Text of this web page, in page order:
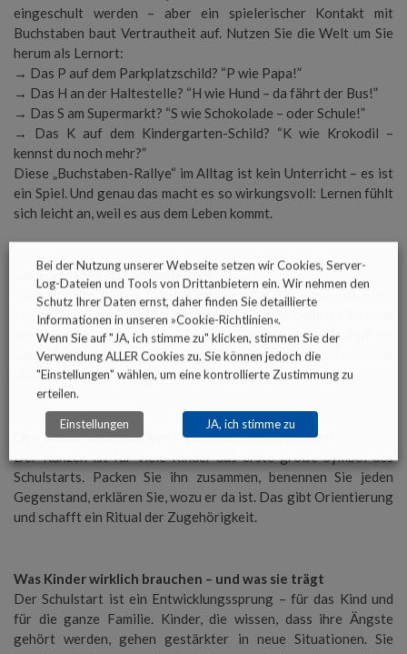
eingeschult werden – aber ein spielerischer Kontakt mit
Buchstaben baut Vertrautheit auf. Nutzen Sie die Welt um Sie
herum als Lernort:
→ Das P auf dem Parkplatzschild? “P wie Papa!”
→ Das H an der Haltestelle? “H wie Hund – da fährt der Bus!”
→ Das S am Supermarkt? “S wie Schokolade – oder Schule!”
→ Das K auf dem Kindergarten-Schild? “K wie Krokodil –
kennst du noch mehr?”
Diese „Buchstaben-Rallye“ im Alltag ist kein Unterricht – es ist
ein Spiel. Und genau das macht es so wirkungsvoll: Lernen fühlt
sich leicht an, weil es aus dem Leben kommt.
Die Schule vorab kennenlernen
Viele Schulen bieten Schnuppertage oder Kennenlernstunden
an – nutzen Sie diese. Fahren Sie auch außerhalb dieser Termine
am Schulgebaeude vorbei, schauen Sie sich den Schulhof an.
Das Unbekannte verliert seinen Schrecken, wenn es sichtbar
und greifbar wird.
Den Schulranzen packen – gemeinsam und mit Zeit
Der Ranzen ist für viele Kinder das erste große Symbol des
Schulstarts. Packen Sie ihn zusammen, benennen Sie jeden
Gegenstand, erklären Sie, wozu er da ist. Das gibt Orientierung
und schafft ein Ritual der Zugehörigkeit.
Was Kinder wirklich brauchen – und was sie trägt
Der Schulstart ist ein Entwicklungssprung – für das Kind und
für die ganze Familie. Kinder, die wissen, dass ihre Ängste
gehört werden, gehen gestärkter in neue Situationen. Sie
Bei der Nutzung unserer Webseite setzen wir Cookies, Server-
Log-Dateien und Tools von Drittanbietern ein. Wir nehmen den
Schutz Ihrer Daten ernst, daher finden Sie detaillierte
Informationen in unseren »Cookie-Richtlinien«.
Wenn Sie auf "JA, ich stimme zu" klicken, stimmen Sie der
Verwendung ALLER Cookies zu. Sie können jedoch die
"Einstellungen" wählen, um eine kontrollierte Zustimmung zu
erteilen.
Einstellungen JA, ich stimme zu